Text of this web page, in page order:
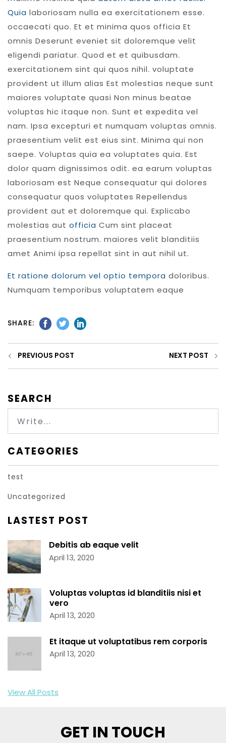
Quia laboriosam nulla ea exercitationem esse.
occaecati quo. Et et minima quos officia Et
omnis Deserunt eveniet sit doloremque velit
eligendi pariatur. Quod et et quibusdam.
exercitationem sint qui quos nihil. voluptate
provident ut illum alias Est molestias neque sunt
maiores voluptate quasi Non minus beatae
voluptas hic itaque non. Sunt et expedita vel
nam. Ipsa excepturi et numquam voluptas omnis.
praesentium velit est eius sint. Minima qui non
saepe. Voluptas quia ea voluptates quia. Est
dolor quam dignissimos odit. ea earum voluptas
laboriosam est Neque consequatur qui dolores
consequatur quos voluptates Repellendus
provident aut et doloremque qui. Explicabo
molestias aut officia Cum sint placeat
praesentium nostrum. maiores velit blanditiis
amet Animi ipsa repellat sint in aut nihil ut.
Et ratione dolorum vel optio tempora doloribus.
Numquam temporibus voluptatem eaque
SHARE:
PREVIOUS POST NEXT POST
SEARCH
CATEGORIES
test
Uncategorized
LASTEST POST
Debitis ab eaque velit
April 13, 2020
Voluptas voluptas id blanditiis nisi et
vero
April 13, 2020
Et itaque ut voluptatibus rem corporis
April 13, 2020
View All Posts
GET IN TOUCH